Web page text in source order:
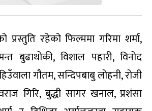
प्रस्तुति रहेको फिल्ममा गरिमा शर्मा,
बुढाथोकी, विशाल पहारी, विनोद
गौतम, सन्दिपबाबु लोहनी, रोजी
गिरि, बुद्धी सागर खनाल, प्रशंसा